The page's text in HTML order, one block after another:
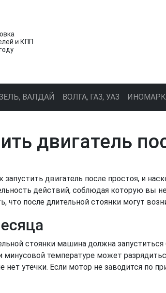
и КПП
ВАЛДАЙ ВОЛГА, ГАЗ, УАЗ
двигатель
запустить двигатель после простоя, и
действий, соблюдая которую вы
что после длительной стоянки могут
стоянки машина должна
минусовой температуре может
нет утечки. Если мотор не заводится по